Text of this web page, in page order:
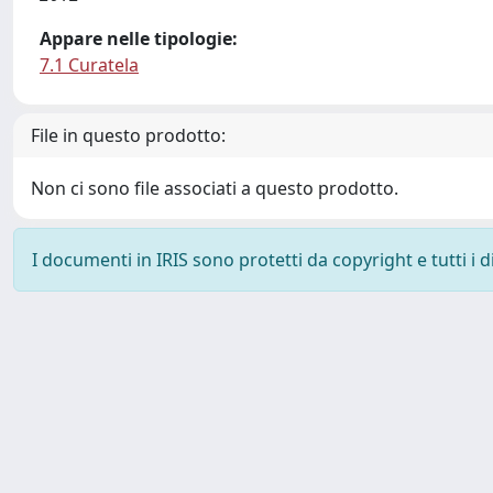
Appare nelle tipologie:
7.1 Curatela
File in questo prodotto:
Non ci sono file associati a questo prodotto.
I documenti in IRIS sono protetti da copyright e tutti i